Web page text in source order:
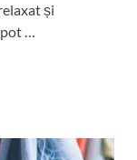
și
pot …